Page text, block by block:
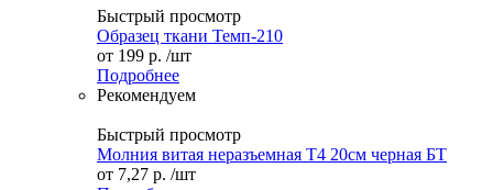
Быстрый просмотр
Образец ткани Темп-210
от 199 р. /шт
Подробнее
Рекомендуем
Быстрый просмотр
Молния витая неразъемная Т4 20см черная БТ
от 7,27 р. /шт